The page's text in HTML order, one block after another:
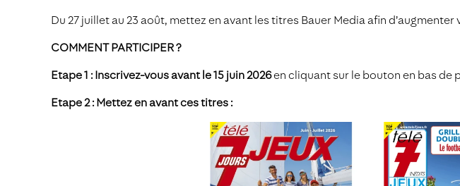
Du 27 juillet au 23 août, mettez en avant les titres Bauer Media afin
COMMENT PARTICIPER ?
Etape 1 : Inscrivez-vous avant le 15 juin 2026en cliquant sur le bouton en bas de
Etape 2 : Mettez en avant ces titres :